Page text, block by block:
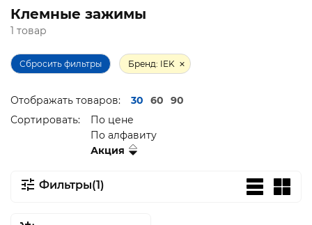
Клемные зажимы
1 товар
Сбросить фильтры Бренд: IEK
Отображать товаров: 30 60
90
Сортировать:
По цене
По алфавиту
Акция
Фильтры(1)